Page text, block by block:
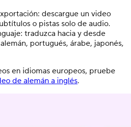
descargue un video
o pistas solo de audio.
traduzca hacia y desde
portugués, árabe, japonés,
en idiomas europeos, pruebe
de alemán a inglés.